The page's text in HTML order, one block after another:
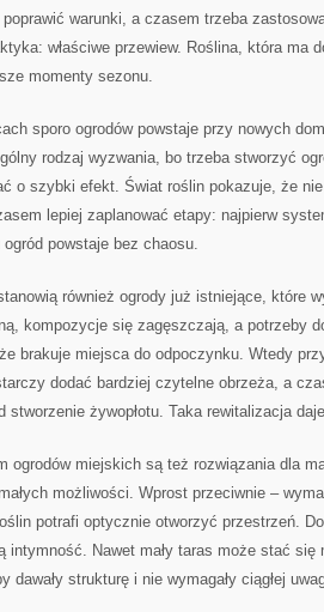
warunki, a czasem trzeba
właściwe przewiew. Roślina, która ma
momenty sezonu.
sporo ogrodów powstaje przy nowych
rodzaj wyzwania, bo trzeba stworzyć
o szybki efekt. Świat roślin pokazuje, że
lepiej zaplanować etapy: najpierw
powstaje bez chaosu.
również ogrody już istniejące, które
kompozycje się zagęszczają, a potrzeby
brakuje miejsca do odpoczynku. Wtedy
dodać bardziej czytelne obrzeża, a
stworzenie żywopłotu. Taka rewitalizacja
ogrodów miejskich są też rozwiązania dla
możliwości. Wprost przeciwnie –
potrafi optycznie otworzyć przestrzeń.
intymność. Nawet mały taras może stać
dawały strukturę i nie wymagały ciągłej